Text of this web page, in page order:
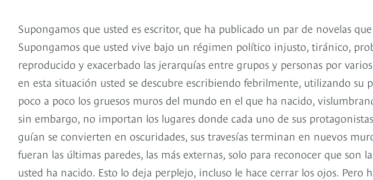
Supongamos que usted es escritor, que ha publicado un par de novelas
Supongamos que usted vive bajo un régimen político injusto, tiránico,
reproducido y exacerbado las jerarquías entre grupos y personas por
en esta situación usted se descubre escribiendo febrilmente, utilizando su
poco a poco los gruesos muros del mundo en el que ha nacido,
sin embargo, no importan los lugares donde cada uno de sus
guían se convierten en oscuridades, sus travesías terminan en nuevos
fueran las últimas paredes, las más externas, solo para reconocer que son
usted ha nacido. Esto lo deja perplejo, incluso le hace cerrar los ojos. Pero